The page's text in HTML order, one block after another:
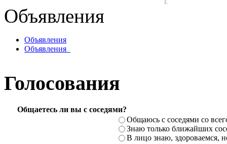
Объявления
Объявления
Объявления_
Голосования
Общаетесь ли вы с соседями?
Общаюсь с соседями со
Знаю только ближайших
В лицо знаю, здороваемся,